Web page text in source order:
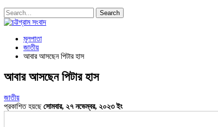
মূলপাতা
জাতীয়
আবার আসছেন পিটার হাস
আবার আসছেন পিটার হাস
জাতীয়
প্রকাশিত হয়ছেসোমবার, ২৭ নভেম্বর, ২০২৩ ইং